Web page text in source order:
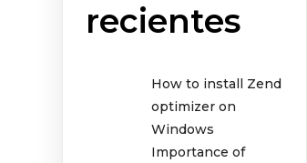
recientes
How to install Zend
optimizer on
Windows
Importance of